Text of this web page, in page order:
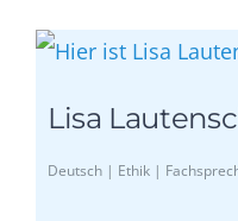
Lisa
Deutsch | Ethik |